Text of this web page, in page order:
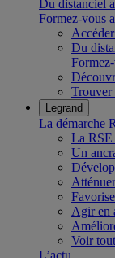
Du distanciel
Formez-vous
Du
Trouver
Legrand
La démarche
La RSE
Un
Agir en
Voir tout
L’actu